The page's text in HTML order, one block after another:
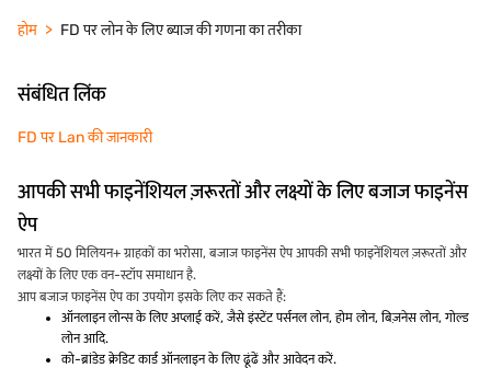
होम FD पर लोन के लिए ब्याज की गणना का तरीका
संबंधित लिंक
FD पर Lan की जानकारी
आपकी सभी फाइनेंशियल ज़रूरतों और लक्ष्यों के लिए बजाज फाइनेंस
ऐप
भारत में 50 मिलियन+ ग्राहकों का भरोसा, बजाज फाइनेंस ऐप आपकी सभी फाइनेंशियल ज़रूरतों और
लक्ष्यों के लिए एक वन-स्टॉप समाधान है.
आप बजाज फाइनेंस ऐप का उपयोग इसके लिए कर सकते हैं:
ऑनलाइन लोन्स के लिए अप्लाई करें, जैसे इंस्टेंट पर्सनल लोन, होम लोन, बिज़नेस लोन, गोल्ड
लोन आदि.
को-ब्रांडेड क्रेडिट कार्ड ऑनलाइन के लिए ढूंढें और आवेदन करें.